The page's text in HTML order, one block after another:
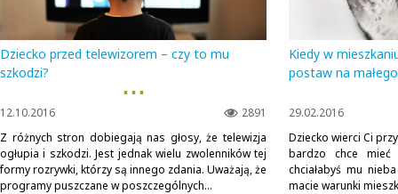
Dziecko przed telewizorem – czy to mu
szkodzi?
▪ ▪ ▪
2891
12.10.2016
Z różnych stron dobiegają nas głosy, że telewizja
ogłupia i szkodzi. Jest jednak wielu zwolenników tej
formy rozrywki, którzy są innego zdania. Uważają, że
programy puszczane w poszczególnych...
Kiedy w
postaw na
29.02.2016
Dziecko wierci Ci
bardzo chce mieć
chciałabyś mu
macie warunki